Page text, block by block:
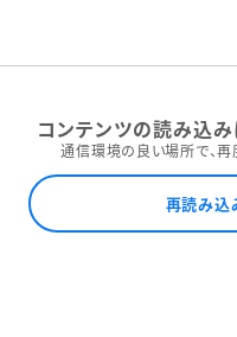
コンテンツの読み込み
通信環境の良い場所で、再
再読み込